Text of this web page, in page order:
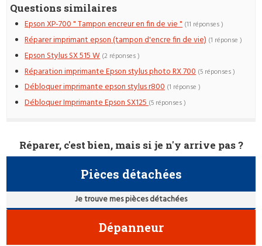
Questions similaires
Epson XP-700 " Tampon encreur en fin de vie " (11 réponses )
Réparer imprimant epson (tampon d'encre fin de vie) (1 réponse )
Epson Stylus SX 515 W (2 réponses )
Réparation imprimante Epson stylus photo RX 700 (5 réponses )
Débloquer imprimante epson stylus r800 (1 réponse )
Débloquer Imprimante Epson SX125(5 réponses )
Réparer, c'est bien, mais si je n'y arrive pas ?
Pièces détachées
Je trouve mes pièces détachées
Dépanneur